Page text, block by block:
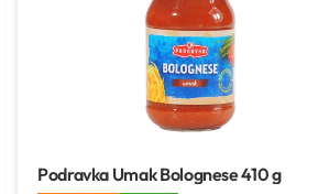
Podravka Umak Bolognese410 g